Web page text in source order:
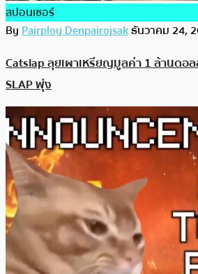
สปอนเซอร์
ByPairploy Denpairojsakธันวาคม 24,
Catslap ลุยเผาเหรียญมูลค่า 1 ล้านดอ
SLAP พุ่ง